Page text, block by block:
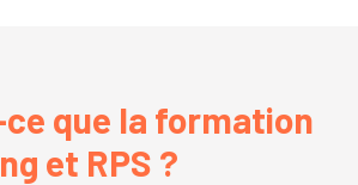
que la formation
et RPS ?